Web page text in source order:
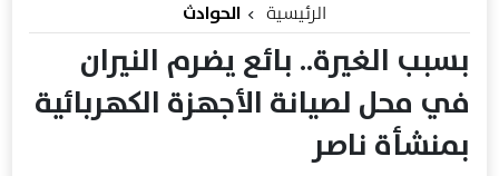
الرئيسية الحوادث
بسبب الغيرة.. بائع يضرم النيران
في محل لصيانة الأجهزة الكهربائية
بمنشأة ناصر